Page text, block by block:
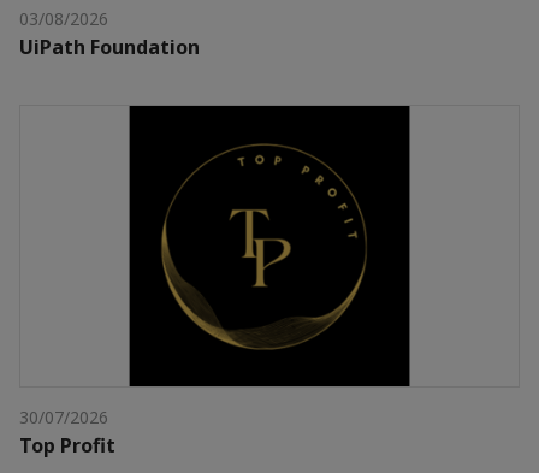
03/08/2026
UiPath Foundation
30/07/2026
Top Profit